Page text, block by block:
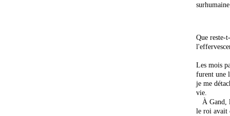
Que reste-
Les mois
furent une
je me
vie.
À Gand,
le roi avait